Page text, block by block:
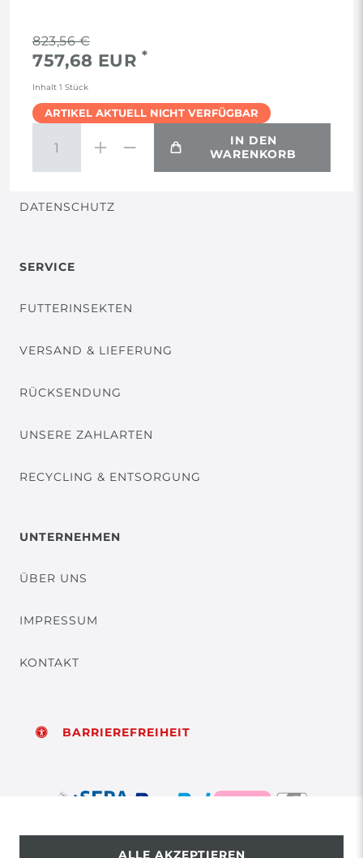
823,56 €
757,68 EUR *
Inhalt 1 Stück
ARTIKEL AKTUELL NICHT VERFÜGBAR
IN DEN
WARENKORB
RECHTLICHES
AGB
WIDERRUF
DATENSCHUTZ
SERVICE
FUTTERINSEKTEN
VERSAND & LIEFERUNG
RÜCKSENDUNG
UNSERE ZAHLARTEN
RECYCLING & ENTSORGUNG
UNTERNEHMEN
ÜBER UNS
IMPRESSUM
KONTAKT
BARRIEREFREIHEIT
ALLE AKZEPTIEREN